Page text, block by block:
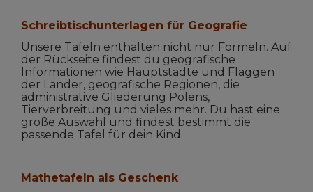
Schreibtischunterlagen für Geografie
Unsere Tafeln enthalten nicht nur Formeln. Auf
der Rückseite findest du geografische
Informationen wie Hauptstädte und Flaggen
der Länder, geografische Regionen, die
administrative Gliederung Polens,
Tierverbreitung und vieles mehr. Du hast eine
große Auswahl und findest bestimmt die
passende Tafel für dein Kind.
Mathetafeln als Geschenk